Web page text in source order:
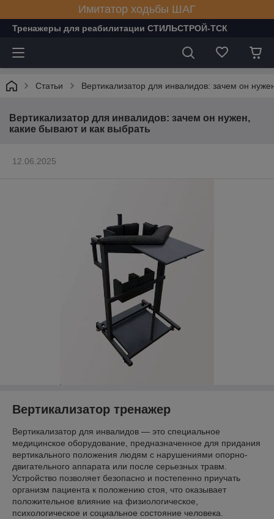
Имитатор ходьбы ШАГ
Тренажеры для реабилитации СТИЛЬСТРОЙ-ТСК
Статьи Вертикализатор для инвалидов: зачем он
Вертикализатор для инвалидов: зачем он нужен,
какие бывают и как выбрать
12.06.2025
Вертикализатор тренажер
Вертикализатор для инвалидов — это специальное
медицинское оборудование, предназначенное для придания
вертикального положения людям с нарушениями опорно-
двигательного аппарата или после серьезных травм.
Устройство позволяет безопасно и постепенно приучать
организм пациента к положению стоя, что оказывает
положительное влияние на физиологическое,
психологическое и социальное состояние человека.